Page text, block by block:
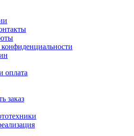
оплата
заказ